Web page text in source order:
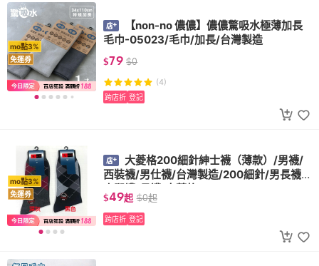
mo點3%
免運券
【non-no 儂儂】儂儂驚吸水極薄加長
毛巾-05023/毛巾/加長/台灣製造
$79 $0
(4)
跨店折 登記
mo點3%
免運券
大菱格200細針紳士襪（薄款）/男襪/
西裝襪/男仕襪/台灣製造/200細針/男長襪/
$49起 $0起
跨店折 登記